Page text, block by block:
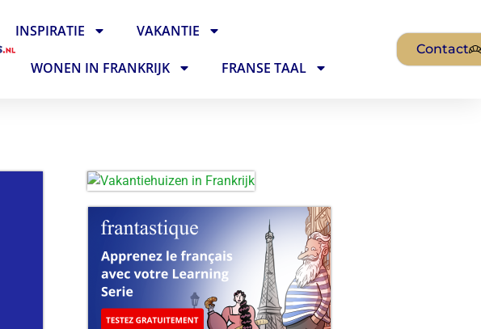
INSPIRATIE VAKANTIE
WONEN IN FRANKRIJK FRANSE TAAL
Contact